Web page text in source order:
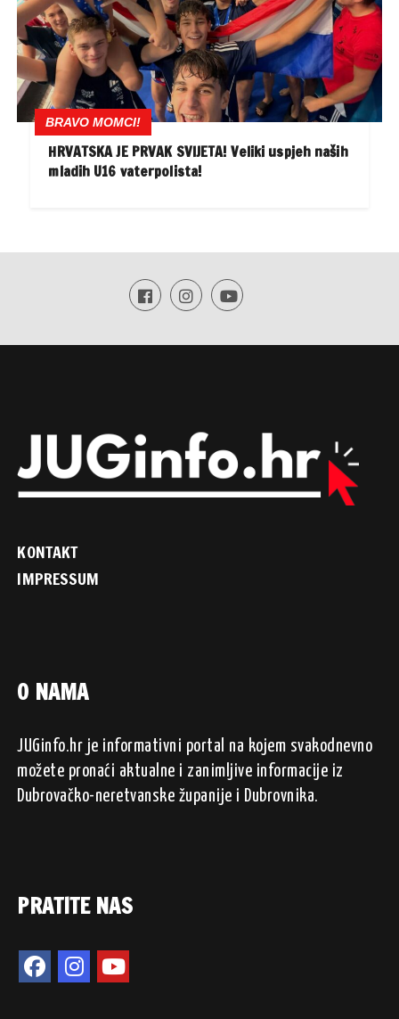
BRAVO MOMCI!
HRVATSKA JE PRVAK SVIJETA! Veliki uspjeh naših
mladih U16 vaterpolista!
KONTAKT
IMPRESSUM
O NAMA
JUGinfo.hr je informativni portal na kojem svakodnevno
možete pronaći aktualne i zanimljive informacije iz
Dubrovačko-neretvanske županije i Dubrovnika.
PRATITE NAS